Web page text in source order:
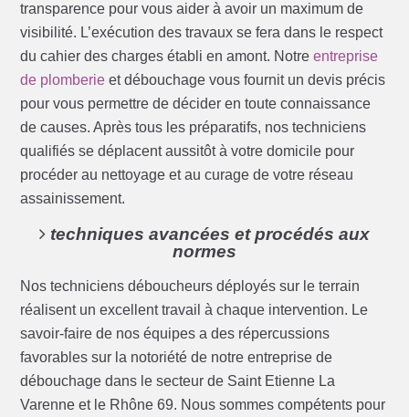
transparence pour vous aider à avoir un maximum de
visibilité. L’exécution des travaux se fera dans le respect
du cahier des charges établi en amont. Notreentreprise
de plomberie et débouchage vous fournit un devis précis
pour vous permettre de décider en toute connaissance
de causes. Après tous les préparatifs, nos techniciens
qualifiés se déplacent aussitôt à votre domicile pour
procéder au nettoyage et au curage de votre réseau
assainissement.
techniques avancées et procédés aux
normes
Nos techniciens déboucheurs déployés sur le terrain
réalisent un excellent travail à chaque intervention. Le
savoir-faire de nos équipes a des répercussions
favorables sur la notoriété de notre entreprise de
débouchage dans le secteur de Saint Etienne La
Varenne et le Rhône 69. Nous sommes compétents pour